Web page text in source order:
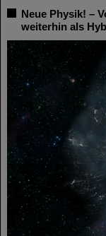
Neue Physik! –
weiterhin als